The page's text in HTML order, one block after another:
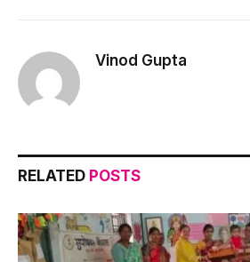
Vinod Gupta
RELATED POSTS